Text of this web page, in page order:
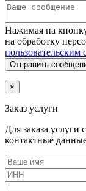
Нажимая на
на обработку
пользовательским
Отправить
×
Заказ услуги
Для заказа услуги
контактные